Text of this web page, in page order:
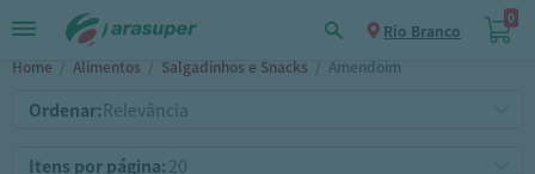
Rio Branco
0
Home / Alimentos / Salgadinhos e Snacks / Amendoim
Ordenar:
Itens por página: